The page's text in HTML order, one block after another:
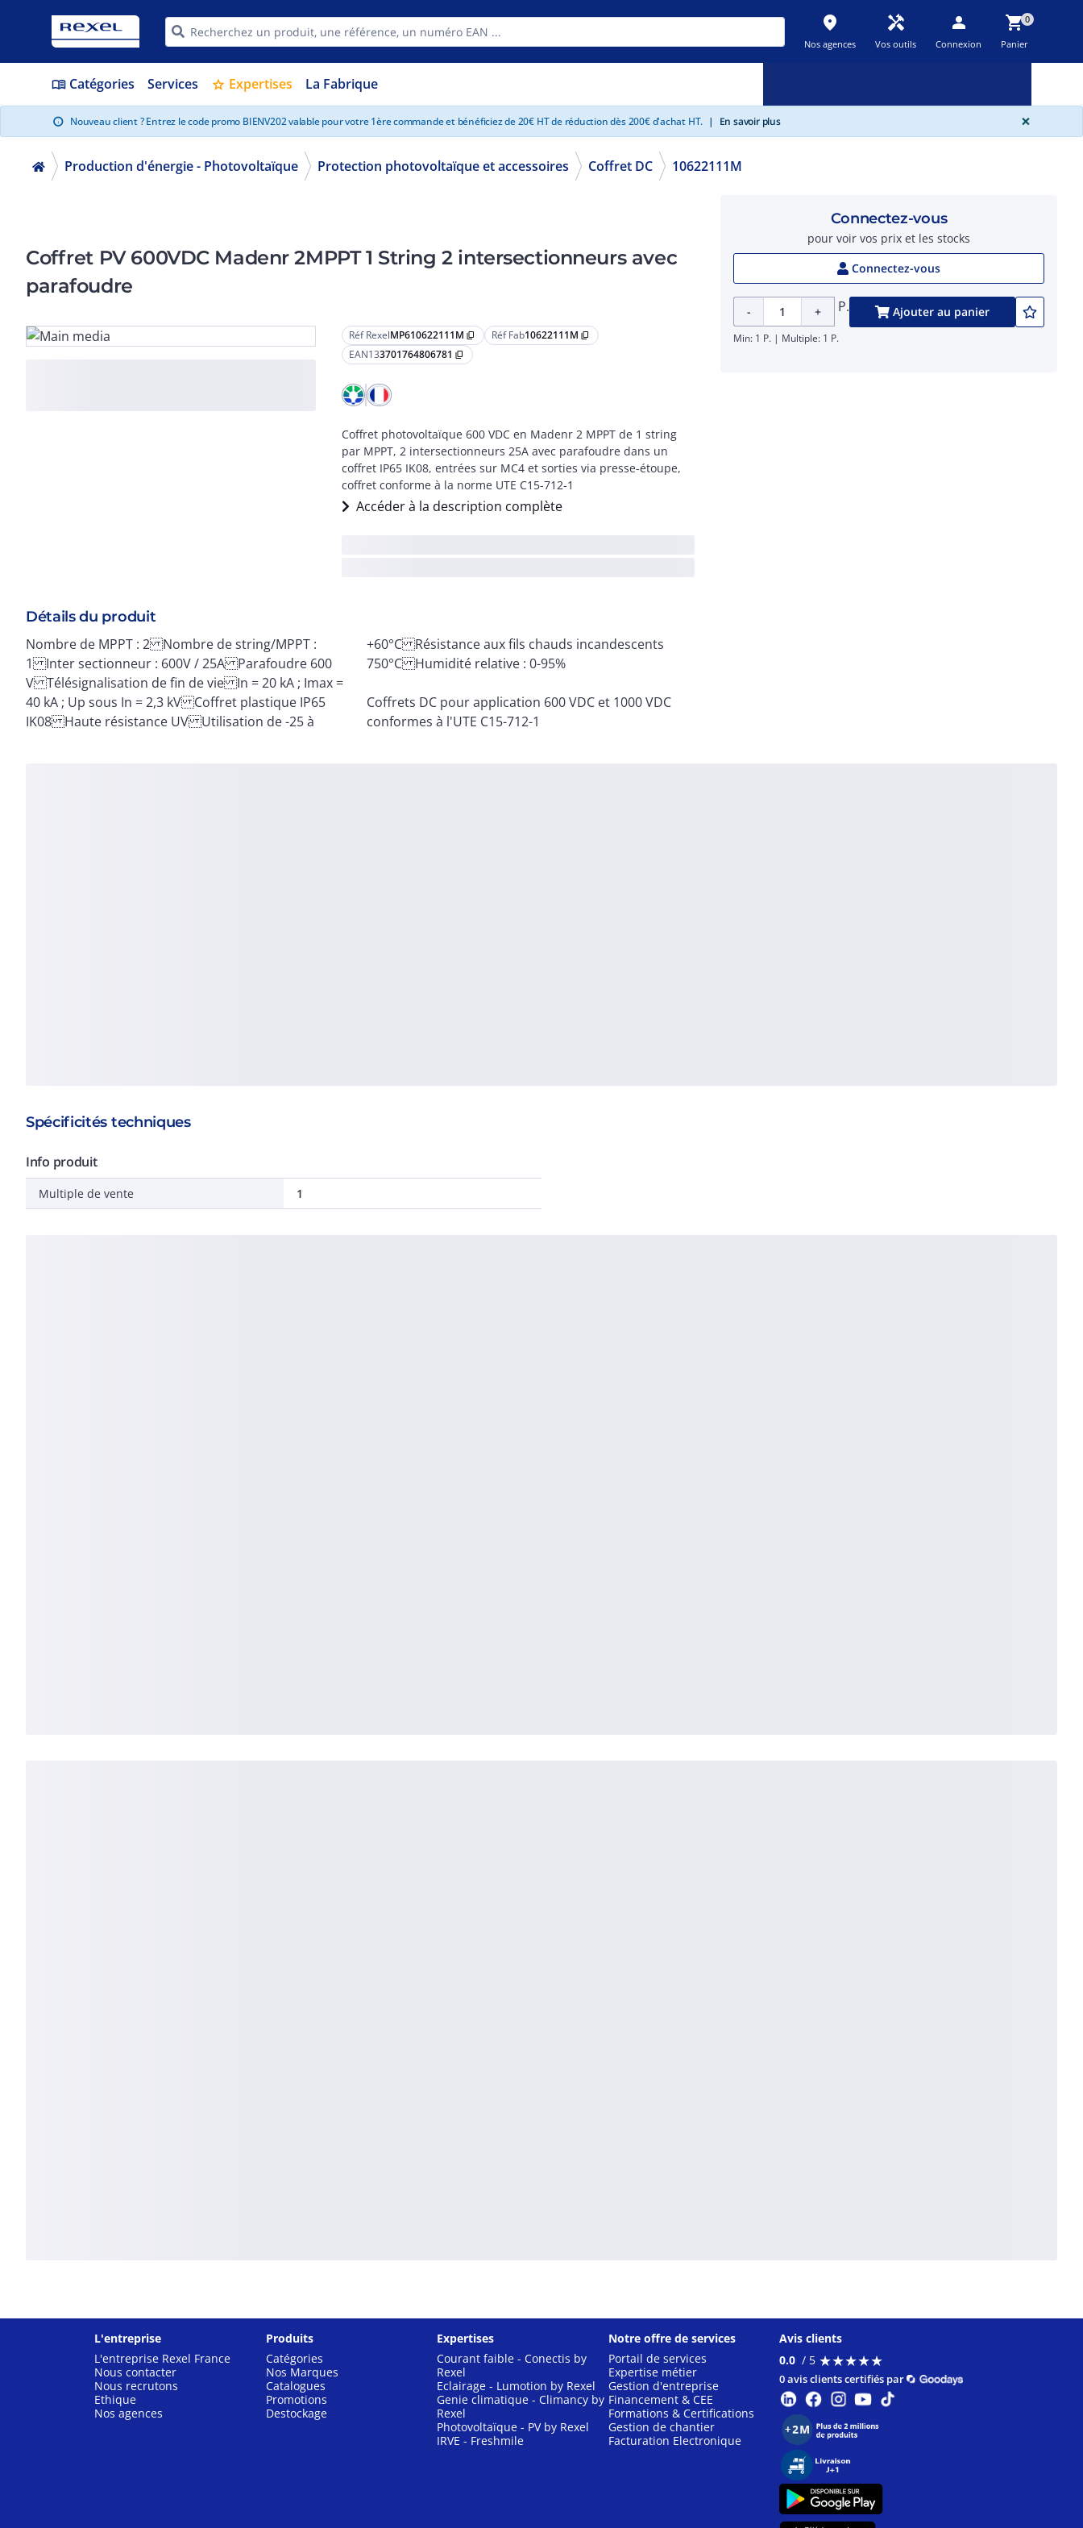
place
Nos agences
handyman
Vos outils
person
Connexion
shopping_cart0
Panier
menu_book Catégories Services star Expertises La Fabrique
info Nouveau client ? Entrez le code promo BIENV202 valable pour votre 1ère commande et bénéficiez de 20€ HT de réduction dès 200€ d'achat HT. | En savoir plus ×
Production d'énergie - Photovoltaïque Protection photovoltaïque et accessoires Coffret DC 10622111M
Coffret PV 600VDC Madenr 2MPPT 1 String 2 intersectionneurs avec
parafoudre
Réf RexelMP610622111M content_copy Réf Fab10622111M content_copy
EAN133701764806781 content_copy
Coffret photovoltaïque 600 VDC en Madenr 2 MPPT de 1 string
par MPPT, 2 intersectionneurs 25A avec parafoudre dans un
coffret IP65 IK08, entrées sur MC4 et sorties via presse-étoupe,
coffret conforme à la norme UTE C15-712-1
Accéder à la description complète
Détails du produit
Nombre de MPPT : 2 Nombre de string/MPPT :
1 Inter sectionneur : 600V / 25A Parafoudre 600
V Télésignalisation de fin de vie In = 20 kA ; Imax =
40 kA ; Up sous In = 2,3 kV Coffret plastique IP65
IK08 Haute résistance UV Utilisation de -25 à
+60°C Résistance aux fils chauds incandescents
750°C Humidité relative : 0-95%
Coffrets DC pour application 600 VDC et 1000 VDC
conformes à l'UTE C15-712-1
Connectez-vous
pour voir vos prix et les stocks
Connectez-vous
- + P. Ajouter au panier
Min: 1 P. | Multiple: 1 P.
Spécificités techniques
Info produit
Multiple de vente 1
L'entreprise
L'entreprise Rexel France
Nous contacter
Nous recrutons
Ethique
Nos agences
Produits
Catégories
Nos Marques
Catalogues
Promotions
Destockage
Expertises
Courant faible - Conectis by
Rexel
Eclairage - Lumotion by Rexel
Genie climatique - Climancy by
Rexel
Photovoltaïque - PV by Rexel
IRVE - Freshmile
Notre offre de services
Portail de services
Expertise métier
Gestion d'entreprise
Financement & CEE
Formations & Certifications
Gestion de chantier
Facturation Electronique
Avis clients
0.0 / 5 ★★★★★
★★★★★
0 avis clients certifiés par